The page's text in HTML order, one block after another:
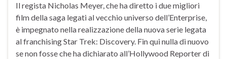
Il regista Nicholas Meyer, che ha diretto i due migliori
film della saga legati al vecchio universo dell’Enterprise,
è impegnato nella realizzazione della nuova serie legata
al franchising Star Trek: Discovery. Fin qui nulla di nuovo
se non fosse che ha dichiarato all’Hollywood Reporter di